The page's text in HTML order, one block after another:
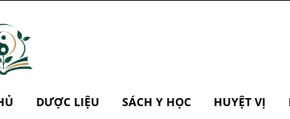
DƯỢC LIỆU SÁCH Y HỌC HUYỆT VỊ